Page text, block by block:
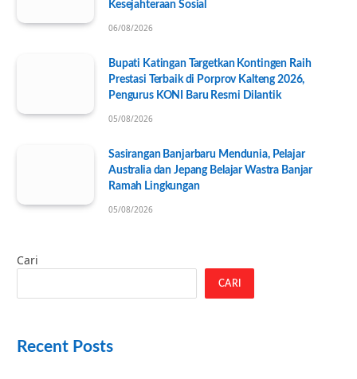
Kesejahteraan Sosial
06/08/2026
Bupati Katingan Targetkan Kontingen Raih
Prestasi Terbaik di Porprov Kalteng 2026,
Pengurus KONI Baru Resmi Dilantik
05/08/2026
Sasirangan Banjarbaru Mendunia, Pelajar
Australia dan Jepang Belajar Wastra Banjar
Ramah Lingkungan
05/08/2026
Cari
CARI
Recent Posts